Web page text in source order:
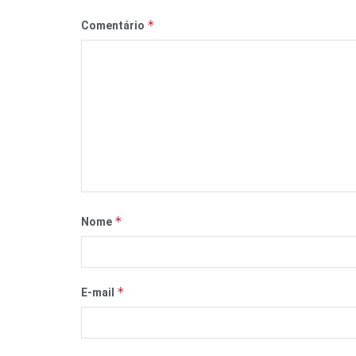
Comentário *
Nome *
E-mail *